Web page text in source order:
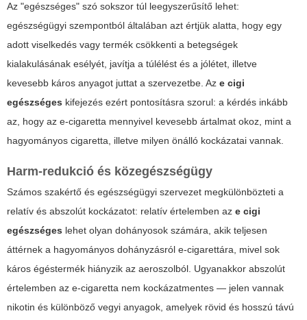
Az "egészséges" szó sokszor túl leegyszerűsítő lehet:
egészségügyi szempontból általában azt értjük alatta, hogy egy
adott viselkedés vagy termék csökkenti a betegségek
kialakulásának esélyét, javítja a túlélést és a jólétet, illetve
kevesebb káros anyagot juttat a szervezetbe. Az e cigi
egészséges kifejezés ezért pontosításra szorul: a kérdés inkább
az, hogy az e-cigaretta mennyivel kevesebb ártalmat okoz, mint a
hagyományos cigaretta, illetve milyen önálló kockázatai vannak.
Harm-redukció és közegészségügy
Számos szakértő és egészségügyi szervezet megkülönbözteti a
relatív és abszolút kockázatot: relatív értelemben az e cigi
egészséges lehet olyan dohányosok számára, akik teljesen
áttérnek a hagyományos dohányzásról e-cigarettára, mivel sok
káros égéstermék hiányzik az aeroszolból. Ugyanakkor abszolút
értelemben az e-cigaretta nem kockázatmentes — jelen vannak
nikotin és különböző vegyi anyagok, amelyek rövid és hosszú távú